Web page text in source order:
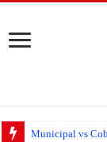
Municipal vs